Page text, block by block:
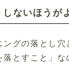
ないほうが
グの落とし穴
とすこと」な